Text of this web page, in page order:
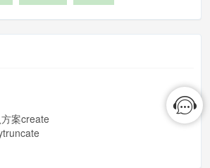
输出的日志文件，保存文件名
来的文件名也没有变。
出的日志文件。清空后程序输出
到这个日志文件中，因为清空文
内容删除了，文件的inode编号并
案create